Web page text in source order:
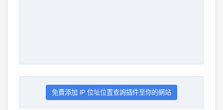
免費添加 IP 位址位置查詢插件至你的網站